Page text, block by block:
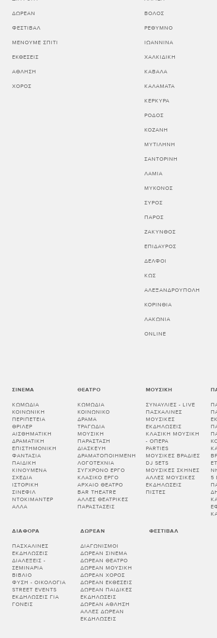
ΔΩΡΕΆΝ
ΦΕΣΤΙΒΆΛ
ΜΈΝΟΥΜΕ ΣΠΊΤΙ
ΕΚΘΈΣΕΙΣ
ΆΘΛΗΣΗ
ΧΟΡΌΣ
ΒΟΛΟΣ
ΡΕΘΥΜΝΟ
ΙΩΑΝΝΙΝΑ
ΧΑΛΚΙΔΙΚΗ
ΚΑΒΑΛΑ
ΚΑΛΑΜΑΤΑ
ΚΕΡΚΥΡΑ
ΡΟΔΟΣ
ΚΟΖΑΝΗ
ΜΥΤΙΛΗΝΗ
ΣΑΝΤΟΡΙΝΗ
ΛΑΜΙΑ
ΜΥΚΟΝΟΣ
ΣΥΡΟΣ
ΠΑΡΟΣ
ΖΑΚΥΝΘΟΣ
ΕΠΙΔΑΥΡΟΣ
ΔΕΛΦΟΙ
ΚΩΣ
ΑΛΕΞΑΝΔΡΟΥΠΟΛΗ
ΚΟΡΙΝΘΊΑ
ΛΑΚΩΝΊΑ
ONLINE
ΣΙΝΕΜΆ
ΚΩΜΩΔΊΑ
ΚΟΙΝΩΝΙΚΉ
ΠΕΡΙΠΈΤΕΙΑ
ΘΡΊΛΕΡ
ΑΙΣΘΗΜΑΤΙΚΉ
ΔΡΑΜΑΤΙΚΉ
ΕΠΙΣΤΗΜΟΝΙΚΉ
ΦΑΝΤΑΣΊΑ
ΠΑΙΔΙΚΉ
ΚΙΝΟΎΜΕΝΑ
ΣΧΈΔΙΑ
ΙΣΤΟΡΙΚΉ
ΣΙΝΕΦΊΛ
ΝΤΟΚΙΜΑΝΤΈΡ
ΆΛΛΑ
ΘΈΑΤΡΟ
ΚΩΜΩΔΊΑ
ΚΟΙΝΩΝΙΚΌ
ΔΡΆΜΑ
ΤΡΑΓΩΔΊΑ
ΜΟΥΣΙΚΉ
ΠΑΡΆΣΤΑΣΗ
ΔΙΑΣΚΕΥΉ
ΔΡΑΜΑΤΟΠΟΙΗΜΈΝΗ
ΛΟΓΟΤΕΧΝΊΑ
ΣΎΓΧΡΟΝΟ ΈΡΓΟ
ΚΛΑΣΙΚΌ ΈΡΓΟ
ΑΡΧΑΊΟ ΘΈΑΤΡΟ
BAR THEATRE
ΆΛΛΕΣ ΘΕΑΤΡΙΚΈΣ
ΠΑΡΑΣΤΆΣΕΙΣ
ΜΟΥΣΙΚΉ
ΣΥΝΑΥΛΊΕΣ - LIVE
ΠΑΣΧΑΛΙΝΈΣ
ΜΟΥΣΙΚΈΣ
ΕΚΔΗΛΏΣΕΙΣ
ΚΛΑΣΙΚΉ ΜΟΥΣΙΚΉ
- ΌΠΕΡΑ
PARTIES
ΜΟΥΣΙΚΈΣ ΒΡΑΔΙΈΣ
DJ SETS
ΜΟΥΣΙΚΈΣ ΣΚΗΝΈΣ
ΆΛΛΕΣ ΜΟΥΣΙΚΈΣ
ΕΚΔΗΛΏΣΕΙΣ
ΠΊΣΤΕΣ
5
ΔΙΆΦΟΡΑ
ΠΑΣΧΑΛΙΝΈΣ
ΕΚΔΗΛΏΣΕΙΣ
ΔΙΑΛΕΞΕΙΣ -
ΣΕΜΙΝΑΡΙΑ
ΒΙΒΛΊΟ
ΦΎΣΗ - ΟΙΚΟΛΟΓΊΑ
STREET EVENTS
ΕΚΔΗΛΏΣΕΙΣ ΓΙΑ
ΓΟΝΕΊΣ
ΔΩΡΕΆΝ
ΔΙΑΓΩΝΙΣΜΟΊ
ΔΩΡΕΆΝ ΣΙΝΕΜΆ
ΔΩΡΕΆΝ ΘΈΑΤΡΟ
ΔΩΡΕΆΝ ΜΟΥΣΙΚΉ
ΔΩΡΕΆΝ ΧΟΡΌΣ
ΔΩΡΕΆΝ ΕΚΘΈΣΕΙΣ
ΔΩΡΕΆΝ ΠΑΙΔΙΚΈΣ
ΕΚΔΗΛΏΣΕΙΣ
ΔΩΡΕΆΝ ΆΘΛΗΣΗ
ΆΛΛΕΣ ΔΩΡΕΆΝ
ΕΚΔΗΛΏΣΕΙΣ
ΦΕΣΤΙΒΆΛ